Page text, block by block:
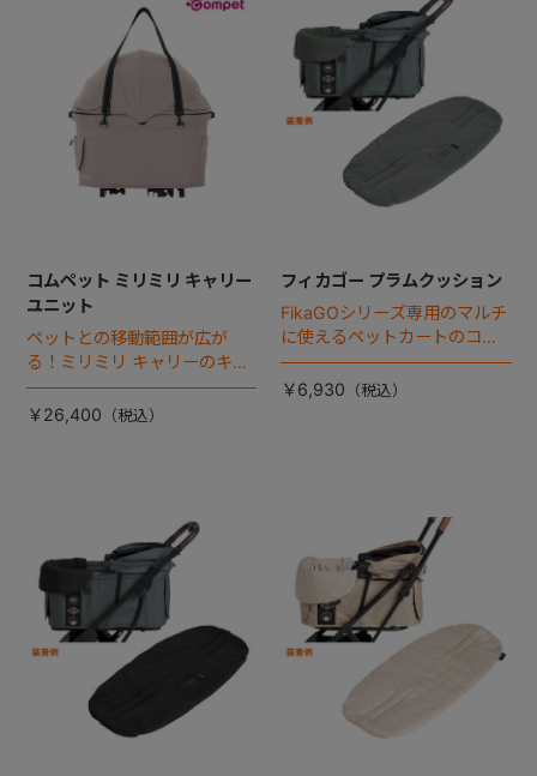
コムペット ミリミリ キャリー
ユニット
ペットとの移動範囲が広が
る！ミリミリ キャリーのキャ
リー部単品が登場！
￥26,400
フィカゴー プラムクッション
FikaGOシリーズ専用のマルチ
に使えるペットカートのコー
ナークッション登場。
￥6,930